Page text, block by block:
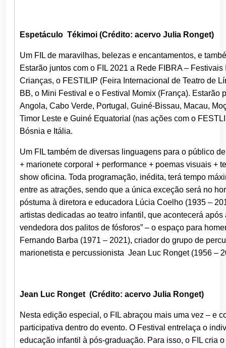
Espetáculo Tékimoi (Crédito: acervo Julia Ronget)
Um FIL de maravilhas, belezas e encantamentos, e
Estarão juntos com o FIL 2021 a Rede FIBRA –
Crianças, o FESTILIP (Feira Internacional de Teatro de
BB, o Mini Festival e o Festival Momix (França). Estarão
Angola, Cabo Verde, Portugal, Guiné-Bissau, Macau,
Timor Leste e Guiné Equatorial (nas ações com o
Bósnia e Itália.
Um FIL também de diversas linguagens para o público
+ marionete corporal + performance + poemas visuais +
show oficina. Toda programação, inédita, terá tempo
entre as atrações, sendo que a única exceção será no
póstuma à diretora e educadora Lúcia Coelho (1935 –
artistas dedicadas ao teatro infantil, que acontecerá
vendedora dos palitos de fósforos” – o espaço para
Fernando Barba (1971 – 2021), criador do grupo de
marionetista e percussionista Jean Luc Ronget (1956 –
Jean Luc Ronget (Crédito: acervo Julia Ronget)
Nesta edição especial, o FIL abraçou mais uma vez – e
participativa dentro do evento. O Festival entrelaça o
educação infantil à pós-graduação. Para isso, o FIL cria